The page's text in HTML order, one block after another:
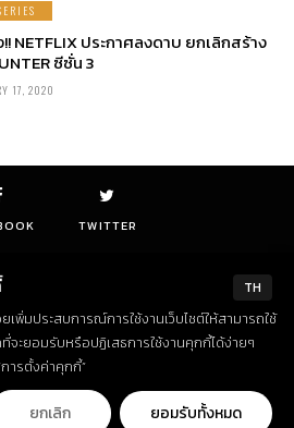
NETFLIX ประกาศลงดาบ ยกเลิกสร้าง
ซีซั่น 3
17, 2020
TWITTER
2018. All Rights Reserved
TH
เพิ่มประสบการณ์การใช้งานเว็บไซต์ให้สามารถใช้
ะยอมรับหรือปฏิเสธการใช้งานคุกกี้ได้ง่ายๆ
ารตั้งค่าคุกกี้”
ยกเลิก ยอมรับทั้งหมด